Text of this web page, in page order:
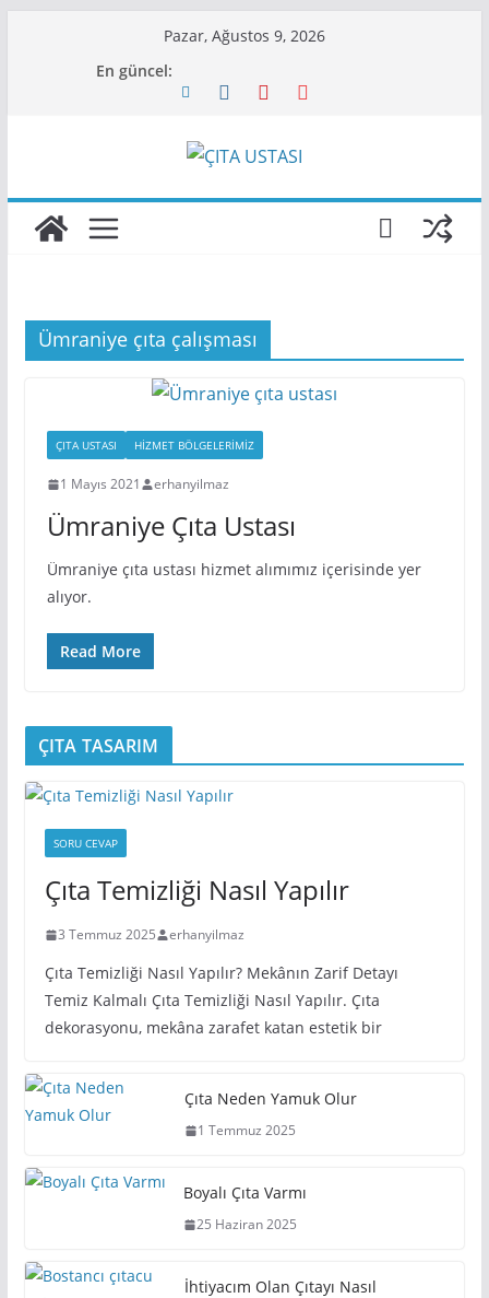
Pazar, Ağustos 9, 2026
En güncel:
Ümraniye çıta çalışması
ÇITA USTASI HIZMET BÖLGELERIMIZ
1 Mayıs 2021 erhanyilmaz
Ümraniye Çıta Ustası
Ümraniye çıta ustası hizmet alımımız içerisinde yer
alıyor.
Read More
ÇITA TASARIM
SORU CEVAP
Çıta Temizliği Nasıl Yapılır
3 Temmuz 2025 erhanyilmaz
Çıta Temizliği Nasıl Yapılır? Mekânın Zarif Detayı
Temiz Kalmalı Çıta Temizliği Nasıl Yapılır. Çıta
dekorasyonu, mekâna zarafet katan estetik bir
Çıta Neden Yamuk Olur
1 Temmuz 2025
Boyalı Çıta Varmı
25 Haziran 2025
İhtiyacım Olan Çıtayı Nasıl